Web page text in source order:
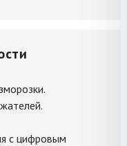
с цифровым